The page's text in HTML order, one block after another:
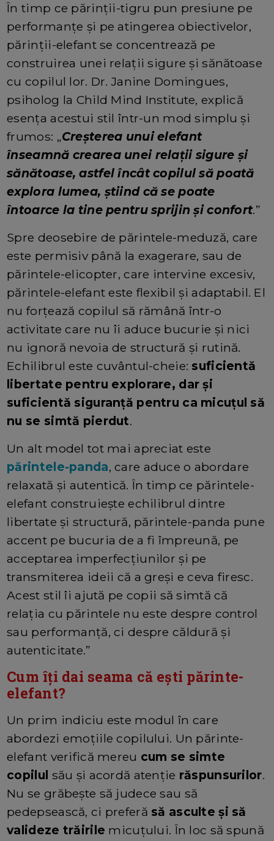
În timp ce părinții-tigru pun presiune pe
performanțe și pe atingerea obiectivelor,
părinții-elefant se concentrează pe
construirea unei relații sigure și sănătoase
cu copilul lor. Dr. Janine Domingues,
psiholog la Child Mind Institute, explică
esența acestui stil într-un mod simplu și
frumos: „Creșterea unui elefant
înseamnă crearea unei relații sigure și
sănătoase, astfel încât copilul să poată
explora lumea, știind că se poate
întoarce la tine pentru sprijin și confort.”
Spre deosebire de părintele-meduză, care
este permisiv până la exagerare, sau de
părintele-elicopter, care intervine excesiv,
părintele-elefant este flexibil și adaptabil. El
nu forțează copilul să rămână într-o
activitate care nu îi aduce bucurie și nici
nu ignoră nevoia de structură și rutină.
Echilibrul este cuvântul-cheie: suficientă
libertate pentru explorare, dar și
suficientă siguranță pentru ca micuțul să
nu se simtă pierdut.
Un alt model tot mai apreciat este
părintele-panda, care aduce o abordare
relaxată și autentică. În timp ce părintele-
elefant construiește echilibrul dintre
libertate și structură, părintele-panda pune
accent pe bucuria de a fi împreună, pe
acceptarea imperfecțiunilor și pe
transmiterea ideii că a greși e ceva firesc.
Acest stil îi ajută pe copii să simtă că
relația cu părintele nu este despre control
sau performanță, ci despre căldură și
autenticitate.”
Cum îți dai seama că ești părinte-
elefant?
Un prim indiciu este modul în care
abordezi emoțiile copilului. Un părinte-
elefant verifică mereu cum se simte
copilul său și acordă atenție răspunsurilor.
Nu se grăbește să judece sau să
pedepsească, ci preferă să asculte și să
valideze trăirile micuțului. În loc să spună